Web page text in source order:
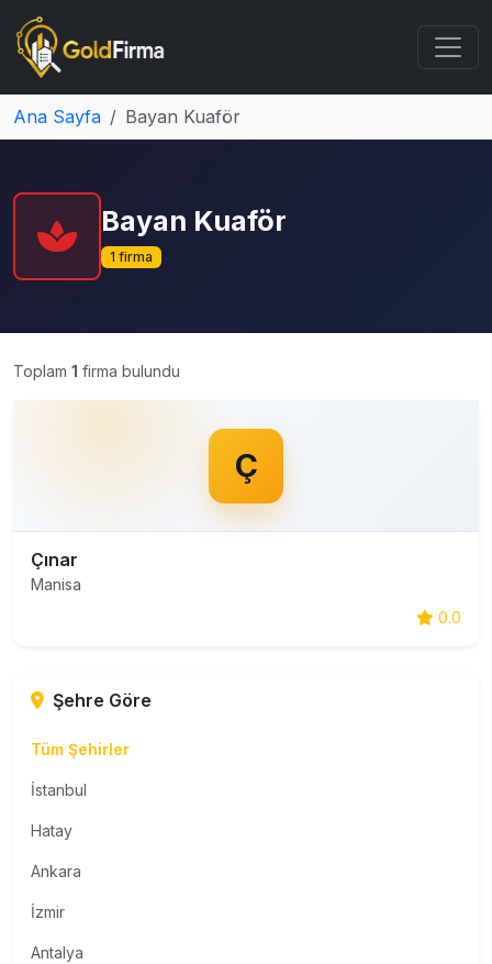
Ana Sayfa Bayan Kuaför
Bayan Kuaför
1 firma
Toplam 1 firma bulundu
Ç
Çınar
Manisa
0.0
Şehre Göre
Tüm Şehirler
İstanbul
Hatay
Ankara
İzmir
Antalya